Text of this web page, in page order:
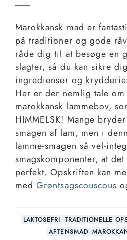
Marokkansk mad er
på traditioner og gode
råde dig til at besøge en
slagter, så du kan sikre
ingredienser og
Her er der nemlig tale
marokkansk lammebov,
HIMMELSK! Mange
smagen af lam, men i
lamme-smagen så vel-
smagskomponenter, at
perfekt. Opskriften kan
med Grøntsagscouscous
LAKTOSEFRI TRADITIONELLE
AFTENSMAD